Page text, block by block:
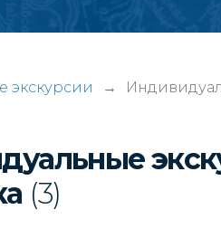
экскурсии →
(3)